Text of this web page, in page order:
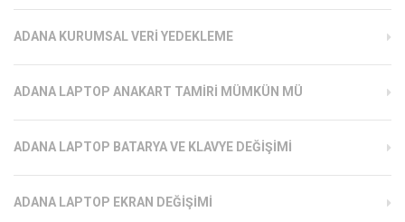
ADANA KURUMSAL VERI YEDEKLEME
ADANA LAPTOP ANAKART TAMIRI MÜMKÜN MÜ
ADANA LAPTOP BATARYA VE KLAVYE DEĞIŞIMI
ADANA LAPTOP EKRAN DEĞIŞIMI